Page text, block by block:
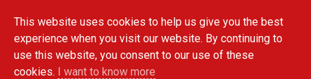
main
content
This website uses cookies to help us give you the best
experience when you visit our website. By continuing to
use this website, you consent to our use of these
cookies. I want to know more